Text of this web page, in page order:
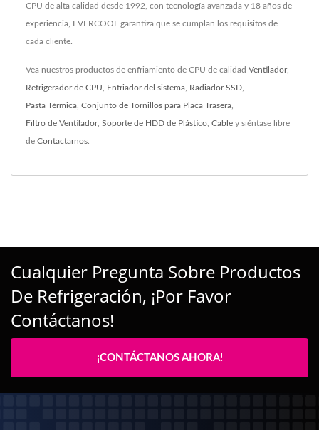
CPU de alta calidad desde 1992, con tecnología avanzada y 18 años de
experiencia, EVERCOOL garantiza que se cumplan los requisitos de
cada cliente.
Vea nuestros productos de enfriamiento de CPU de calidad Ventilador,
Refrigerador de CPU Enfriador del sistema Radiador SSD
Pasta Térmica Conjunto de Tornillos para Placa Trasera
Filtro de Ventilador, Soporte de HDD de Plástico Cable y siéntase libre
de Contactarnos
Cualquier Pregunta Sobre Productos
De Refrigeración, ¡por Favor
Contáctanos!
¡CONTÁCTANOS AHORA!